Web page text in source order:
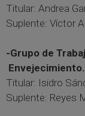
Titular: Andrea
Suplente: Víctor
-Grupo de
Envejecimiento.
Titular: Isidro
Suplente: Reyes